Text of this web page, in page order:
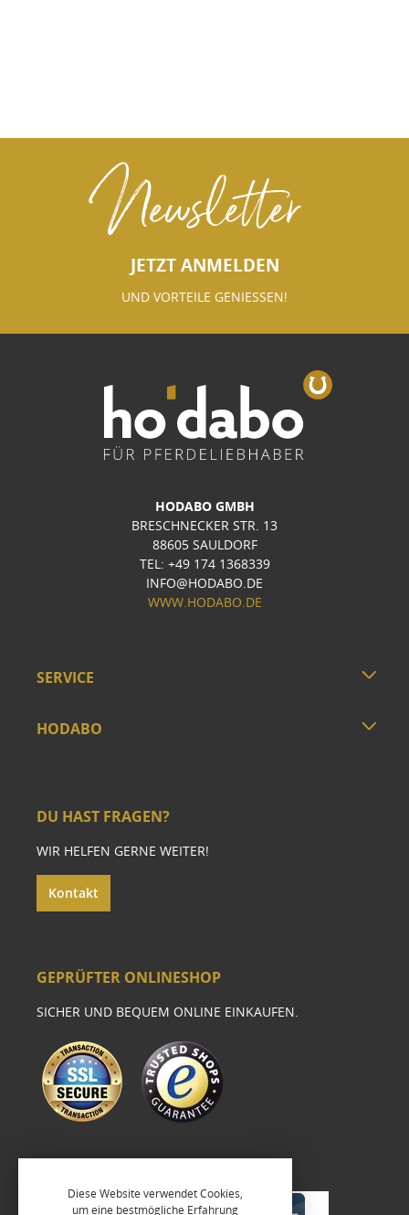
Newsletter
JETZT ANMELDEN
UND VORTEILE GENIESSEN!
HODABO GMBH
BRESCHNECKER STR. 13
88605 SAULDORF
TEL: +49 174 1368339
INFO@HODABO.DE
WWW.HODABO.DE
SERVICE
HODABO
DU HAST FRAGEN?
WIR HELFEN GERNE WEITER!
Kontakt
GEPRÜFTER ONLINESHOP
SICHER UND BEQUEM ONLINE EINKAUFEN.
Diese Website verwendet Cookies,
um eine bestmögliche Erfahrung